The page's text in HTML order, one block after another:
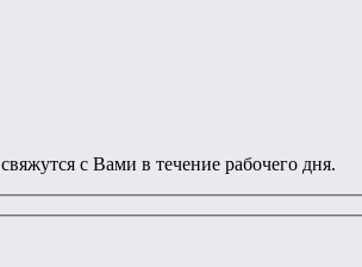
с Вами в течение рабочего дня.